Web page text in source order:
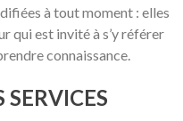
à tout moment : elles
qui est invité à s’y référer
connaissance.
SERVICES